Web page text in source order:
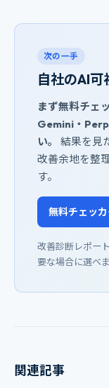
次の一手
自社のAI可
まず無料チェ
Gemini・
い。
結果を見
改善余地を整
す。
無料チェッ
改善診断レポー
要な場合に選べま
関連記事